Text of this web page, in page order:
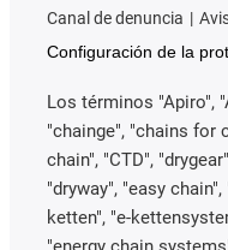
Canal de denuncia
Configuración de la
Los términos "Apiro",
"chainge", "chains for
chain", "CTD",
"dryway", "easy
ketten", "e-